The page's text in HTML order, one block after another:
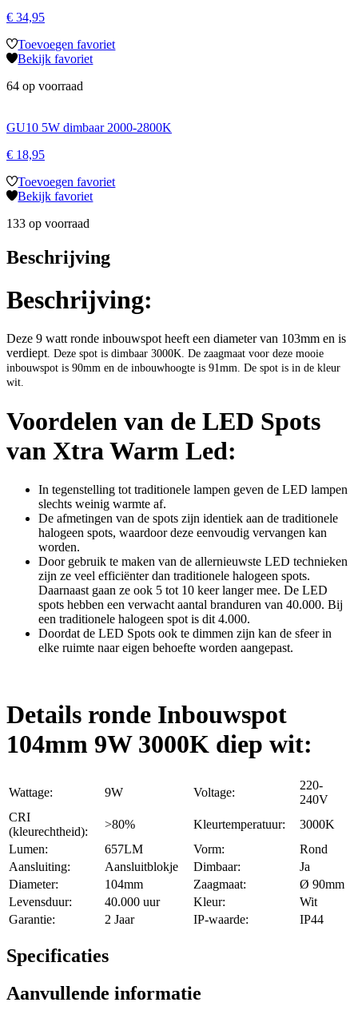
€ 34,95
Toevoegen favoriet
Bekijk favoriet
64 op voorraad
GU10 5W dimbaar 2000-2800K
€ 18,95
Toevoegen favoriet
Bekijk favoriet
133 op voorraad
Beschrijving
Beschrijving:
Deze 9 watt ronde inbouwspot heeft een diameter van 103mm en is
verdiept. Deze spot is dimbaar 3000K. De zaagmaat voor deze mooie
inbouwspot is 90mm en de inbouwhoogte is 91mm. De spot is in de kleur
wit.
Voordelen van de LED Spots
van Xtra Warm Led:
In tegenstelling tot traditionele lampen geven de LED lampen
slechts weinig warmte af.
De afmetingen van de spots zijn identiek aan de traditionele
halogeen spots, waardoor deze eenvoudig vervangen kan
worden.
Door gebruik te maken van de allernieuwste LED technieken
zijn ze veel efficiënter dan traditionele halogeen spots.
Daarnaast gaan ze ook 5 tot 10 keer langer mee. De LED
spots hebben een verwacht aantal branduren van 40.000. Bij
een traditionele halogeen spot is dit 4.000.
Doordat de LED Spots ook te dimmen zijn kan de sfeer in
elke ruimte naar eigen behoefte worden aangepast.
Details ronde Inbouwspot
104mm 9W 3000K diep wit:
Wattage: 9W Voltage:
220-
240V
CRI
(kleurechtheid):
>80% Kleurtemperatuur:
3000K
Lumen:
657LM Vorm:
Rond
Aansluiting:
Aansluitblokje Dimbaar:
Ja
Diameter:
104mm Zaagmaat:
Ø 90mm
Levensduur:
40.000 uur Kleur:
Wit
Garantie:
2 Jaar IP-waarde: IP44
Specificaties
Aanvullende informatie